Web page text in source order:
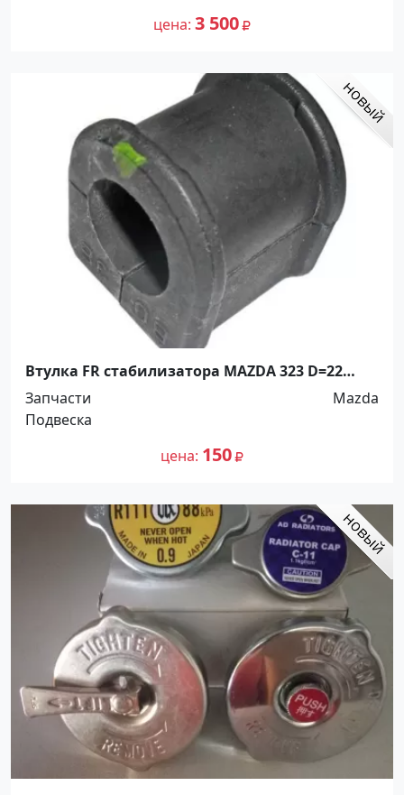
цена 3 500
Втулка FR стабилизатора MAZDA 323 D=22
Краснодар
Запчасти
Mazda
Подвеска
цена 150